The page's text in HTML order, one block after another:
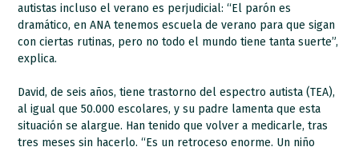
autistas incluso el verano es perjudicial: “El parón es
dramático, en ANA tenemos escuela de verano para que sigan
con ciertas rutinas, pero no todo el mundo tiene tanta suerte”,
explica.
David, de seis años, tiene trastorno del espectro autista (TEA),
al igual que 50.000 escolares, y su padre lamenta que esta
situación se alargue. Han tenido que volver a medicarle, tras
tres meses sin hacerlo. “Es un retroceso enorme. Un niño